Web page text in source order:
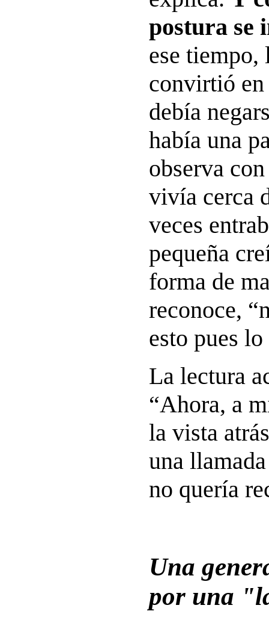
postura se
ese
convirtió
debía
había una
observa
vivía cerca
veces
pequeña
forma de
reconoce,
esto pues
La lectura
“Ahora, a
la vista
una
no quería
Una
por una